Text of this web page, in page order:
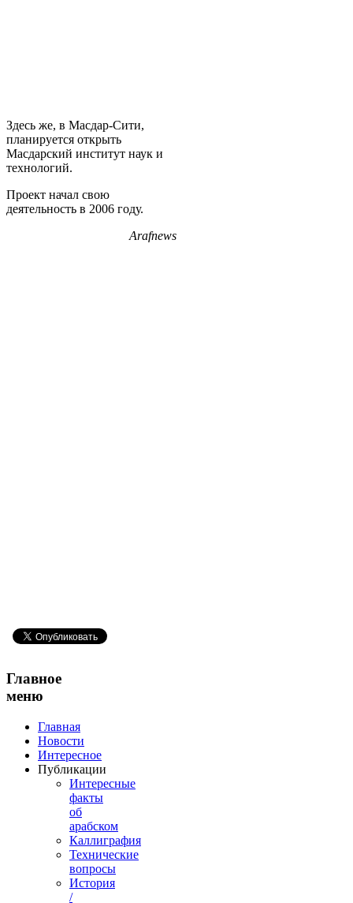
Здесь же, в Масдар-Сити,
планируется открыть
Масдарский институт наук и
технологий.
Проект начал свою
деятельность в 2006 году.
Arafnews
Главное
меню
Главная
Новости
Интересное
Публикации
Интересные
факты
об
арабском
Каллиграфия
Технические
вопросы
История
/